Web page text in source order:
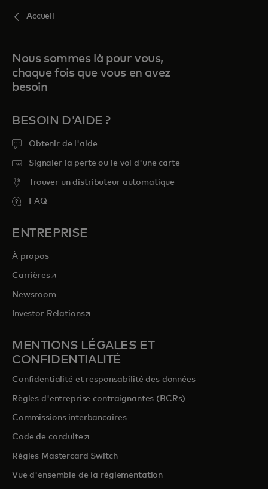
Accueil
Nous sommes là pour vous,
chaque fois que vous en avez
besoin
BESOIN D'AIDE ?
Obtenir de l'aide
Signaler la perte ou le vol d'une carte
Trouver un distributeur automatique
FAQ
ENTREPRISE
À propos
Carrièress’ouvre dans un nouvel onglet
Newsroom
Investor Relationss’ouvre dans un nouvel onglet
MENTIONS LÉGALES ET
CONFIDENTIALITÉ
Confidentialité et responsabilité des données
Règles d'entreprise contraignantes (BCRs)
Commissions interbancaires
Code de conduites’ouvre dans un nouvel onglet
Règles Mastercard Switch
Vue d'ensemble de la réglementation